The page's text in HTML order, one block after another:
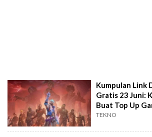
Kumpulan Link
Gratis 23 Juni:
Buat Top Up
TEKNO